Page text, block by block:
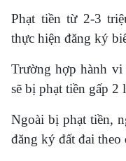
Phạt tiền từ 2-3
thực hiện đăng ký
Trường hợp hành
sẽ bị phạt tiền gấp 2
Ngoài bị phạt tiền,
đăng ký đất đai